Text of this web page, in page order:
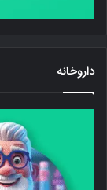
داروخانه